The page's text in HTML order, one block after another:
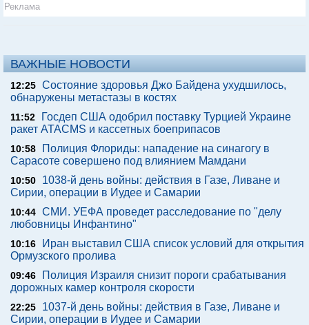
Реклама
ВАЖНЫЕ НОВОСТИ
12:25 Состояние здоровья Джо Байдена ухудшилось,
обнаружены метастазы в костях
11:52
Госдеп США одобрил поставку Турцией Украине
ракет ATACMS и кассетных боеприпасов
10:58
Полиция Флориды: нападение на синагогу в
Сарасоте совершено под влиянием Мамдани
10:50
1038-й день войны: действия в Газе, Ливане и
Сирии, операции в Иудее и Самарии
10:44 СМИ. УЕФА проведет расследование по "делу
любовницы Инфантино"
10:16
Иран выставил США список условий для открытия
Ормузского пролива
09:46
Полиция Израиля снизит пороги срабатывания
дорожных камер контроля скорости
22:25
1037-й день войны: действия в Газе, Ливане и
Сирии, операции в Иудее и Самарии